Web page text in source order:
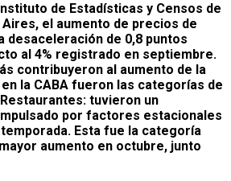
de Estadísticas y Censos de
Aires, el aumento de precios de
desaceleración de 0,8 puntos
al 4% registrado en septiembre.
contribuyeron al aumento de la
la CABA fueron las categorías de
tuvieron un
por factores estacionales
Esta fue la categoría
aumento en octubre, junto